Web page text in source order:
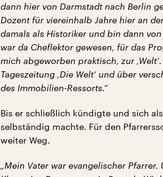
dann hier von Darmstadt nach Berlin
Dozent für viereinhalb Jahre hier an
damals als Historiker und bin dann
war da Cheflektor gewesen, für das
mich abgeworben praktisch, zur
Tageszeitung ‚Die Welt‘ und über
des Immobilien-Ressorts.“
Bis er schließlich kündigte und sich
selbständig machte. Für den
weiter Weg.
„Mein Vater war evangelischer